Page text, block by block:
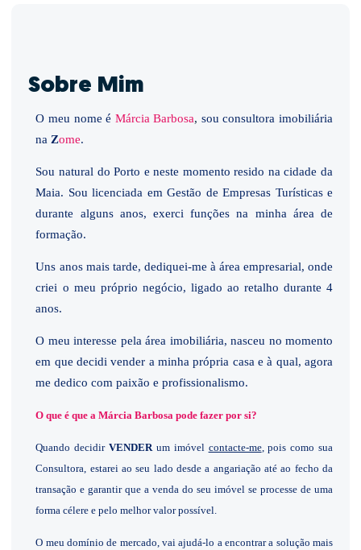
Sobre Mim
O meu nome é Márcia Barbosa, sou consultora imobiliária
naZome.
Sou natural do Porto e neste momento resido na cidade da
Maia. Sou licenciada em Gestão de Empresas Turísticas e
durante alguns anos, exerci funções na minha área de
formação.
Uns anos mais tarde, dediquei-me à área empresarial, onde
criei o meu próprio negócio, ligado ao retalho durante 4
anos.
O meu interesse pela área imobiliária, nasceu no momento
em que decidi vender a minha própria casa e à qual, agora
me dedico com paixão e profissionalismo.
O que é que a Márcia Barbosa pode fazer por si?
Quando decidirVENDER um imóvel contacte-me, poiscomo sua
Consultora, estarei ao seu lado desde a angariação até ao fecho da
transação e garantir que a venda do seu imóvel se processe de uma
forma célere e pelo melhor valor possível.
O meu domínio de mercado, vai ajudá-lo a encontrar a solução mais